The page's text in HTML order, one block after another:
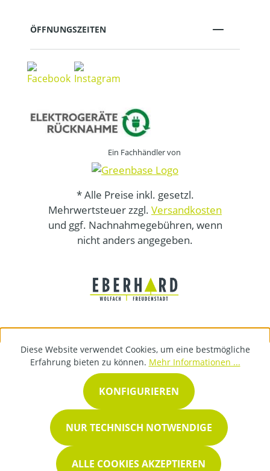
ÖFFNUNGSZEITEN
Ein Fachhändler von
* Alle Preise inkl. gesetzl.
Mehrwertsteuer zzgl. Versandkosten
und ggf. Nachnahmegebühren, wenn
nicht anders angegeben.
Diese Website verwendet Cookies, um eine bestmögliche
Erfahrung bieten zu können. Mehr Informationen ...
NUR TECHNISCH NOTWENDIGE
KONFIGURIEREN
ALLE COOKIES AKZEPTIEREN